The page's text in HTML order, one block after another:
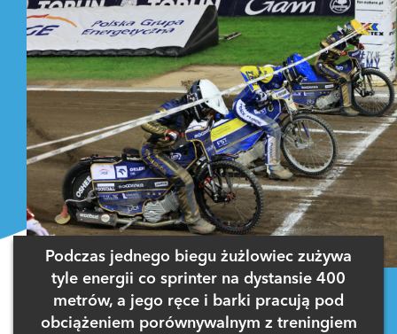
Podczas jednego biegu żużlowiec zużywa
tyle energii co sprinter na dystansie 400
metrów, a jego ręce i barki pracują pod
obciążeniem porównywalnym z treningiem